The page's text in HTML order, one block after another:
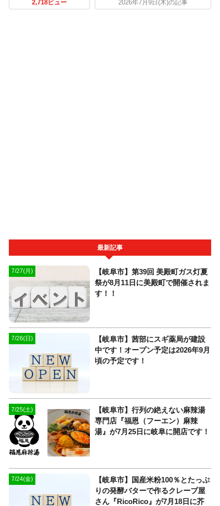
2,718ビュー 2026年7月9日(木)の記事
最新記事
7/27(月)
【岐阜市】第39回 美殿町ガス灯夏
祭が8月11日に美殿町で開催されま
す！！
7/26(日)
【岐阜市】茜部にスギ薬局が建設
中です！オープン予定は2026年9月
頃の予定です！
7/25(土)
【岐阜市】行列の絶えない麻辣湯
専門店『福恩（フーエン）麻辣
湯』が7月25日に岐阜に開店です！
7/24(金)
【岐阜市】国産米粉100％とたっぷ
りの発酵バターで作るクレープ屋
さん『RicoRico』が7月18日に芥